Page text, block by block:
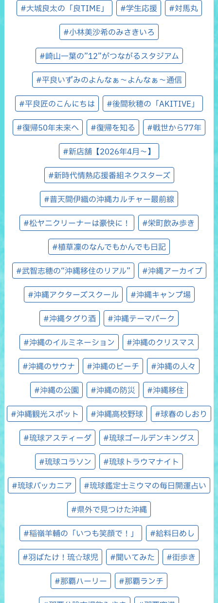
#大城良太の「良TIME」 #学生応援 #対馬丸
#小林美沙希のみさきいろ
#崎山一葉の”12”がつながるスタジアム
#平良いずみのよんなぁ～よんなぁ～通信
#平良匠のこんにちは #後間秋穂の「AKITIVE」
#復帰50年未来へ #復帰を知る #戦世から77年
#新店舗【2026年4月～】
#新時代情熱応援番組ネクスターズ
#普天間伊織の沖縄カルチャー最前線
#松ヤニクリーナーは豪快に！ #栄町飲み歩き
#植草凜のなんでもかんでも日記
#武智志穂の“沖縄移住のリアル” #沖縄アーカイブ
#沖縄アクターズスクール #沖縄キャンプ場
#沖縄タグり酒 #沖縄テーマパーク
#沖縄のイルミネーション #沖縄のクリスマス
#沖縄のサウナ #沖縄のビーチ #沖縄の人々
#沖縄の公園 #沖縄の防災 #沖縄移住
#沖縄観光スポット #沖縄高校野球 #球春のしおり
#琉球アスティーダ #琉球ゴールデンキングス
#琉球コラソン #琉球トラウマナイト
#琉球バッカニア #琉球鑑定士ミウマの毎日開運占い
#県外で見つけた沖縄
#稲嶺羊輔の「いつも笑顔で！」 #給料日めし
#羽ばたけ！琉☆球児 #聞いてみた #街歩き
#那覇ハーリー #那覇ランチ